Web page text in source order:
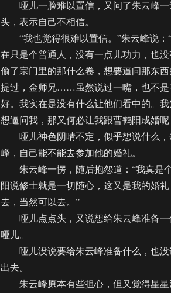
哑儿一脸难以置信，又问了朱云峰一
头，表示自己不相信。
“我也觉得很难以置信。”朱云峰说
在只是个普通人，没有一点儿功力，也
偷了宗门里的那什么卷，想要逼问那东
提过，金师兄……虽然说过一嘴，也不是
好。我实在是没有什么让他们看中的。
想逼问我，那又何必让我跟曹鹤阳成婚呢
哑儿神色阴晴不定，似乎想说什么，
峰，自己能不能去参加他的婚礼。
朱云峰一愣，随后抱怨道：“我真是
阳说修士就是一切随心，这又是我的婚
去，当然可以去。”
哑儿点点头，又说想给朱云峰准备一
哑儿。
哑儿没说要给朱云峰准备什么，也没
出去。
朱云峰原本有些担心，但又觉得星星